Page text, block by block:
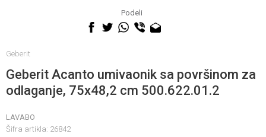
Podeli
Geberit
Geberit Acanto umivaonik sa površinom za
odlaganje, 75x48,2 cm 500.622.01.2
LAVABO
Šifra artikla: 26842